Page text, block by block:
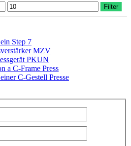
Max.
Preis
Filter
Step 7
MZV
PKUN
a C-Frame Press
C-Gestell Presse